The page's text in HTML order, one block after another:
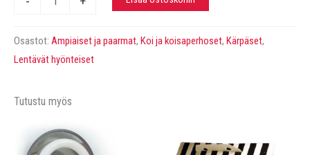
rullaa
määrä
Osastot: Ampiaiset ja paarmat, Koi ja koisaperhoset, Kärpäset,
Lentävät hyönteiset
Tutustu myös